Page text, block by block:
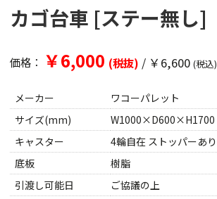
カゴ台車 [ステー無し]
価格： ￥6,000 (税抜) / ￥6,600 (税込)
メーカー
ワコーパレット
サイズ(mm)
W1000×D600×H1700
キャスター
4輪自在 ストッパーあり
底板
樹脂
引渡し可能日
ご協議の上